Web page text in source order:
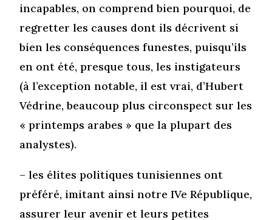
incapables, on comprend bien pourquoi, de
regretter les causes dont ils décrivent si
bien les conséquences funestes, puisqu’ils
en ont été, presque tous, les instigateurs
(à l’exception notable, il est vrai, d’Hubert
Védrine, beaucoup plus circonspect sur les
« printemps arabes » que la plupart des
analystes).
– les élites politiques tunisiennes ont
préféré, imitant ainsi notre IVe République,
assurer leur avenir et leurs petites